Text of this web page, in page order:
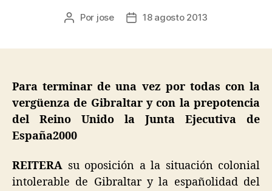
Por jose 18 agosto 2013
Para terminar de una vez por todas con la
vergüenza de Gibraltary con la prepotencia
del Reino Unido la Junta Ejecutiva de
España2000
REITERA su oposición a la situación colonial
intolerable de Gibraltar y la españolidad del